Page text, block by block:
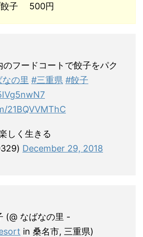
餃子 500円
のフードコートで餃子をパク
の里 #三重県 #餃子
21BQVVMThC
しく生きる
December 29, 2018
(@ なばなの里 -
in 桑名市, 三重県)